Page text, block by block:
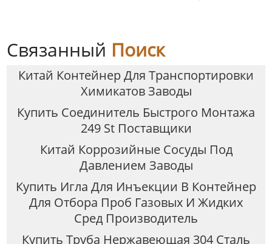
Связанный Поиск
Китай Контейнер Для Транспортировки
Химикатов Заводы
Купить Соединитель Быстрого Монтажа
249 St Поставщики
Китай Коррозийные Сосуды Под
Давлением Заводы
Купить Игла Для Инъекции В Контейнер
Для Отбора Проб Газовых И Жидких
Сред Производитель
Купить Труба Нержавеющая 304 Сталь